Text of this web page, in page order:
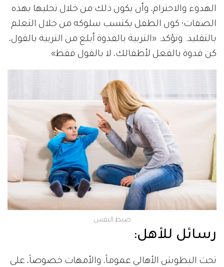
الهدوء والاحترام، وأن يكون ذلك من خلال تحليها بهذه
الصفات؛ كون الطفل يكتسب سلوكه من خلال التعلم
بالتقليد. وتؤكد: «التربية بالقدوة أبلغ من التربية بالقول،
كن قدوة بالفعل لأطفالك، لا بالقول فقط».
ضبط النفس
رسائل للأهل:
تحث البطوش الأهالي عموماً، والأمهات خصوصاً، على